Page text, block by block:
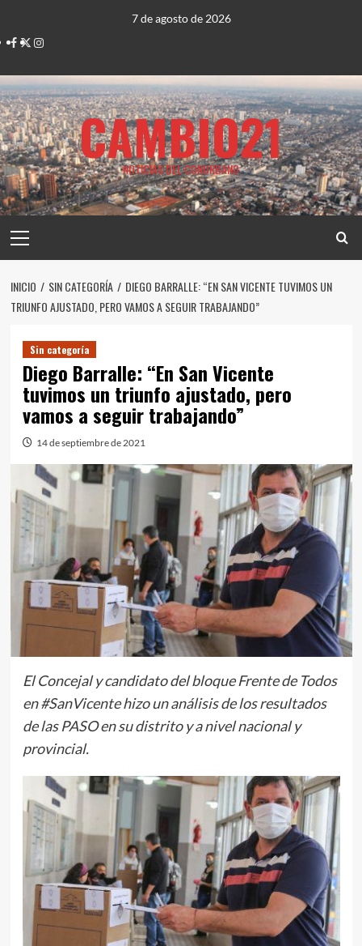
contenido
7 de agosto de 2026
Facebook
TwitterInstagram
CAMBIO21
NOTICIAS DEL CONURBANO
principal
INICIO SIN CATEGORÍA
DIEGO BARRALLE: “EN SAN VICENTE TUVIMOS UN
TRIUNFO AJUSTADO, PERO VAMOS A SEGUIR TRABAJANDO”
Sin categoría
Diego Barralle: “En San Vicente
tuvimos un triunfo ajustado, pero
vamos a seguir trabajando”
14 de septiembre de 2021
El Concejal y candidato del bloque Frente de Todos
en #SanVicente hizo un análisis de los resultados
de las PASO en su distrito y a nivel nacional y
provincial.